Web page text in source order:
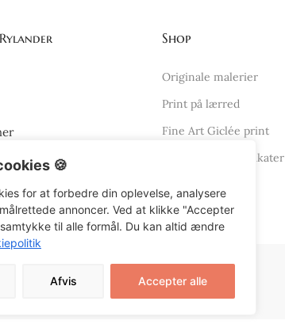
🍪
for at forbedre din oplevelse, analysere
annoncer. Ved at klikke "Accepter
til alle formål. Du kan altid ændre
Afvis Accepter alle
Shop
Originale malerier
Print på lærred
Fine Art Giclée print
Farverige kunstplakater